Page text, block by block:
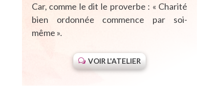
Car, comme le dit le proverbe : « Charité
bien ordonnée commence par soi-
même ».
VOIR L'ATELIER